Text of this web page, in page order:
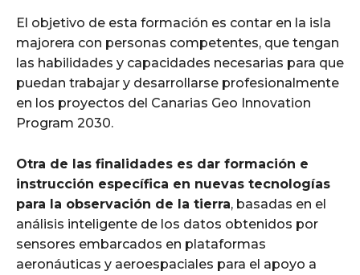
El objetivo de esta formación es contar en la isla
majorera con personas competentes, que tengan
las habilidades y capacidades necesarias para que
puedan trabajar y desarrollarse profesionalmente
en los proyectos del Canarias Geo Innovation
Program 2030.
Otra de las finalidades es dar formación e
instrucción específica en nuevas tecnologías
para la observación de la tierra, basadas en el
análisis inteligente de los datos obtenidos por
sensores embarcados en plataformas
aeronáuticas y aeroespaciales para el apoyo a